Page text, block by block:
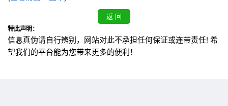
特此声明：
信息真伪请自行辨别，网站对此不承担任何保证或连带责任! 希
望我们的平台能为您带来更多的便利！